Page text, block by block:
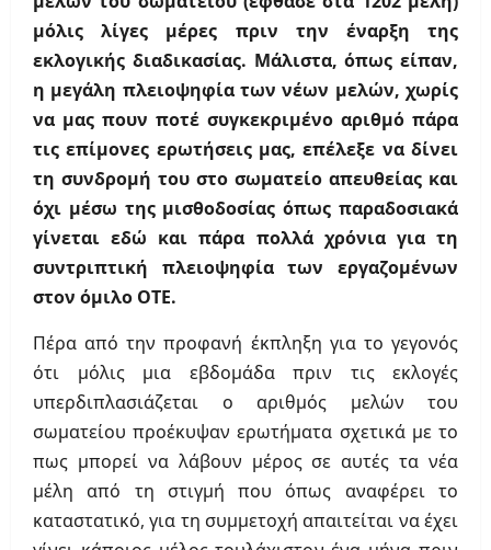
μόλις λίγες μέρες πριν την έναρξη της
εκλογικής διαδικασίας. Μάλιστα, όπως είπαν,
η μεγάλη πλειοψηφία των νέων μελών, χωρίς
να μας πουν ποτέ συγκεκριμένο αριθμό πάρα
τις επίμονες ερωτήσεις μας, επέλεξε να δίνει
τη συνδρομή του στο σωματείο απευθείας και
όχι μέσω της μισθοδοσίας όπως παραδοσιακά
γίνεται εδώ και πάρα πολλά χρόνια για τη
συντριπτική πλειοψηφία των εργαζομένων
στον όμιλο ΟΤΕ.
Πέρα από την προφανή έκπληξη για το γεγονός
ότι μόλις μια εβδομάδα πριν τις εκλογές
υπερδιπλασιάζεται ο αριθμός μελών του
σωματείου προέκυψαν ερωτήματα σχετικά με το
πως μπορεί να λάβουν μέρος σε αυτές τα νέα
μέλη από τη στιγμή που όπως αναφέρει το
καταστατικό, για τη συμμετοχή απαιτείται να έχει